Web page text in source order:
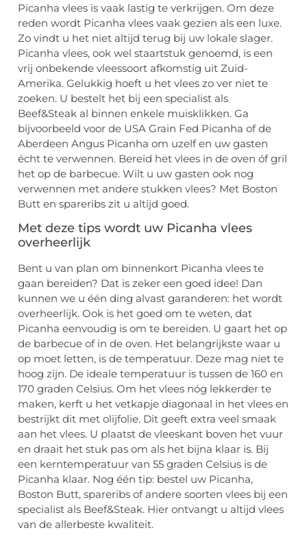
Picanha vlees is vaak lastig te verkrijgen. Om deze
reden wordt Picanha vlees vaak gezien als een luxe.
Zo vindt u het niet altijd terug bij uw lokale slager.
Picanha vlees, ook wel staartstuk genoemd, is een
vrij onbekende vleessoort afkomstig uit Zuid-
Amerika. Gelukkig hoeft u het vlees zo ver niet te
zoeken. U bestelt het bij een specialist als
Beef&Steak al binnen enkele muisklikken. Ga
bijvoorbeeld voor de USA Grain Fed Picanha of de
Aberdeen Angus Picanha om uzelf en uw gasten
écht te verwennen. Bereid het vlees in de oven óf gril
het op de barbecue. Wilt u uw gasten ook nog
verwennen met andere stukken vlees? Met Boston
Butt en spareribs zit u altijd goed.
Met deze tips wordt uw Picanha vlees
overheerlijk
Bent u van plan om binnenkort Picanha vlees te
gaan bereiden? Dat is zeker een goed idee! Dan
kunnen we u één ding alvast garanderen: het wordt
overheerlijk. Ook is het goed om te weten, dat
Picanha eenvoudig is om te bereiden. U gaart het op
de barbecue of in de oven. Het belangrijkste waar u
op moet letten, is de temperatuur. Deze mag niet te
hoog zijn. De ideale temperatuur is tussen de 160 en
170 graden Celsius. Om het vlees nóg lekkerder te
maken, kerft u het vetkapje diagonaal in het vlees en
bestrijkt dit met olijfolie. Dit geeft extra veel smaak
aan het vlees. U plaatst de vleeskant boven het vuur
en draait het stuk pas om als het bijna klaar is. Bij
een kerntemperatuur van 55 graden Celsius is de
Picanha klaar. Nog één tip: bestel uw Picanha,
Boston Butt, spareribs of andere soorten vlees bij een
specialist als Beef&Steak. Hier ontvangt u altijd vlees
van de allerbeste kwaliteit.